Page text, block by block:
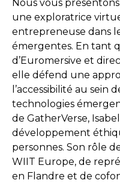
Nous vous
une exploratrice
entrepreneuse dans
émergentes. En tant
d’Euromersive et
elle défend une
l’accessibilité au sein
technologies
de GatherVerse,
développement
personnes. Son rôle
WIIT Europe, de
en Flandre et de